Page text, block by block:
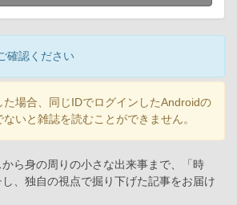
確認ください
場合、同じIDでログインしたAndroidの
いと雑誌を読むことができません。
ら身の周りの小さな出来事まで、「時
、独自の視点で掘り下げた記事をお届け